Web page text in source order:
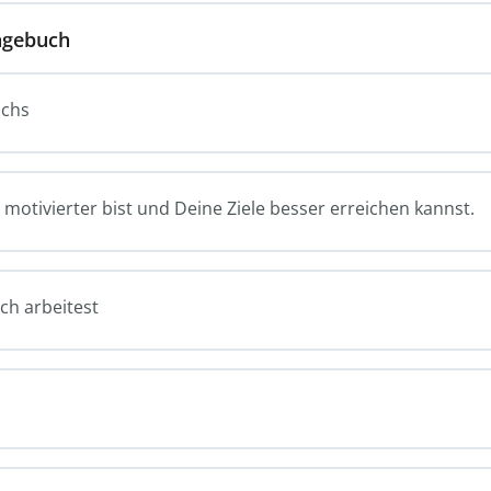
bist und Deine Ziele besser erreichen kannst.
arbeitest